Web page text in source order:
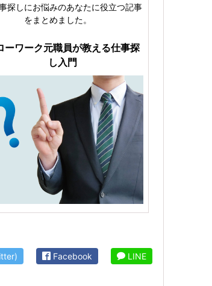
探しにお悩みのあなたに役立つ記事
をまとめました。
ーワーク元職員が教える仕事探
し入門
Facebook LINE